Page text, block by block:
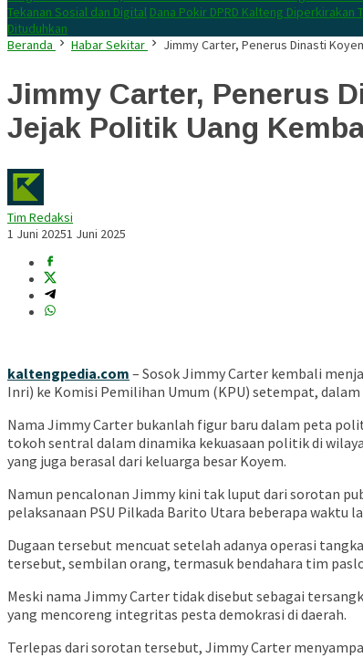
Tekanan Sosial dan Digital Dana Pokir DPRD Kalteng
Dituduhkan
Beranda
Habar Sekitar Jimmy Carter, Penerus Dinasti
Jimmy Carter, Penerus
Jejak Politik Uang
Tim Redaksi
1 Juni 20251 Juni 2025
kaltengpedia.com – Sosok Jimmy Carter kembali
Inri) ke Komisi Pemilihan Umum (KPU) setempat,
Nama Jimmy Carter bukanlah figur baru dalam peta
tokoh sentral dalam dinamika kekuasaan politik di
yang juga berasal dari keluarga besar Koyem.
Namun pencalonan Jimmy kini tak luput dari sorotan
pelaksanaan PSU Pilkada Barito Utara beberapa waktu
Dugaan tersebut mencuat setelah adanya operasi
tersebut, sembilan orang, termasuk bendahara tim
Meski nama Jimmy Carter tidak disebut sebagai
yang mencoreng integritas pesta demokrasi di daerah.
Terlepas dari sorotan tersebut, Jimmy Carter